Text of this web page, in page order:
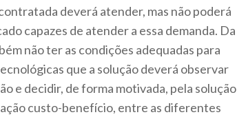
deverá atender, mas não poderá
capazes de atender a essa demanda. Da
não ter as condições adequadas para
que a solução deverá observar
e decidir, de forma motivada, pela solução
custo-benefício, entre as diferentes